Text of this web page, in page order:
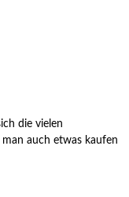
die vielen
auch etwas kaufen